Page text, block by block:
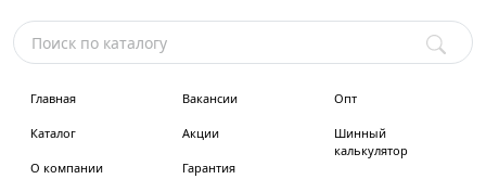
Главная
Каталог
О компании
Вакансии
Акции
Гарантия
Опт
Шинный
калькулятор